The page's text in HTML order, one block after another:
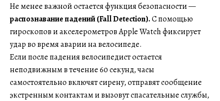
Не менее важной остается функция безопасности —
распознавание падений (Fall Detection).С помощью
гироскопов и акселерометров Apple Watch фиксирует
удар во время аварии на велосипеде.
Если после падения велосипедист остается
неподвижным в течение 60 секунд, часы
самостоятельно включят сирену, отправят сообщение
экстренным контактам и вызовут спасательные службы,